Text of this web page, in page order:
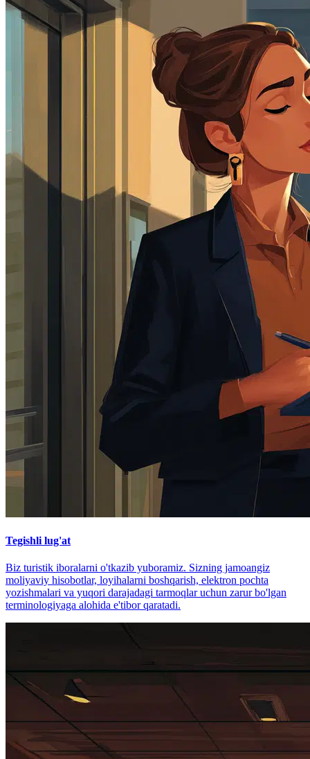
Tegishli lug'at
Biz turistik iboralarni o'tkazib yuboramiz. Sizning jamoangiz
moliyaviy hisobotlar, loyihalarni boshqarish, elektron pochta
yozishmalari va yuqori darajadagi tarmoqlar uchun zarur bo'lgan
terminologiyaga alohida e'tibor qaratadi.